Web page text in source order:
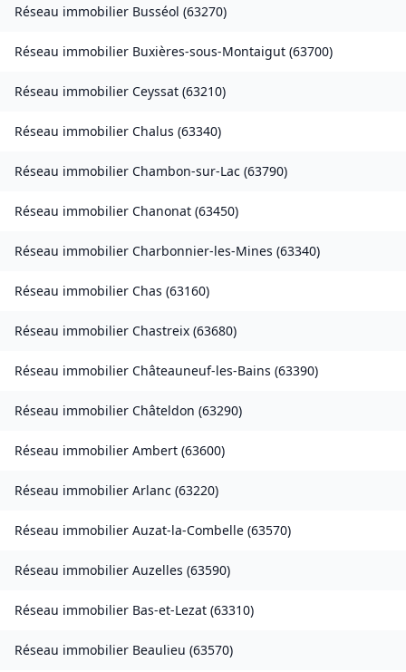
Réseau immobilier Busséol (63270)
Réseau immobilier Buxières-sous-Montaigut (63700)
Réseau immobilier Ceyssat (63210)
Réseau immobilier Chalus (63340)
Réseau immobilier Chambon-sur-Lac (63790)
Réseau immobilier Chanonat (63450)
Réseau immobilier Charbonnier-les-Mines (63340)
Réseau immobilier Chas (63160)
Réseau immobilier Chastreix (63680)
Réseau immobilier Châteauneuf-les-Bains (63390)
Réseau immobilier Châteldon (63290)
Réseau immobilier Ambert (63600)
Réseau immobilier Arlanc (63220)
Réseau immobilier Auzat-la-Combelle (63570)
Réseau immobilier Auzelles (63590)
Réseau immobilier Bas-et-Lezat (63310)
Réseau immobilier Beaulieu (63570)